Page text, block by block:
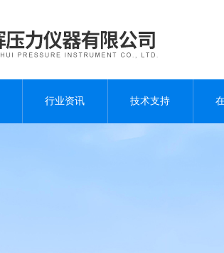
行业资讯 技术支持